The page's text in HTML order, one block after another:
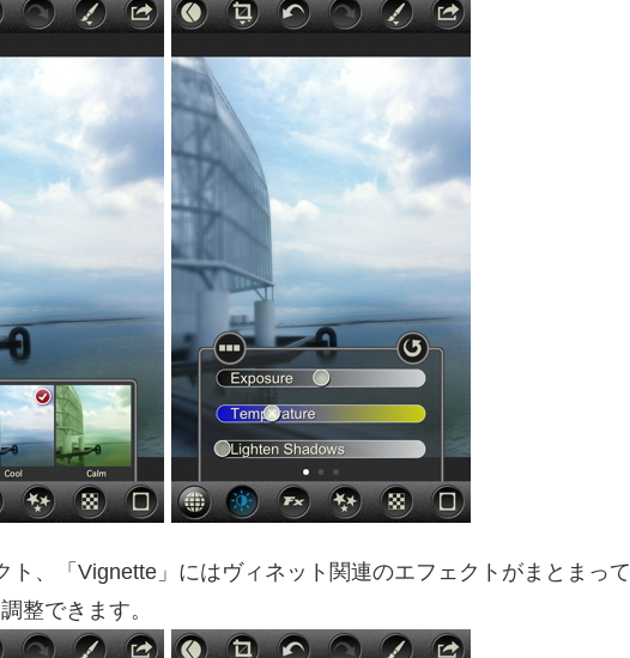
ト、「Vignette」にはヴィネット関連のエフェクトがまとまって
整できます。